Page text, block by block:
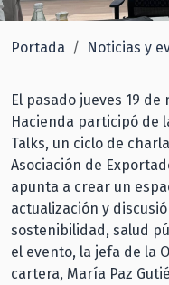
Portada Noticias y
El pasado jueves 19
Hacienda participó de
Talks, un ciclo de
Asociación de
apunta a crear un
actualización y
sostenibilidad, salud
el evento, la jefa de la
cartera, María Paz